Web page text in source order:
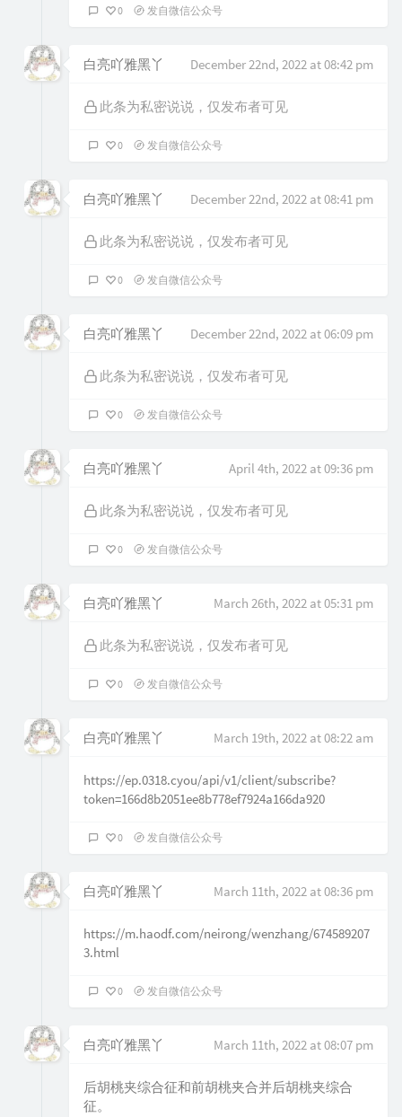
0 发自微信公众号
白亮吖雅黑丫 December 22nd, 2022 at 08:42 pm
此条为私密说说，仅发布者可见
0 发自微信公众号
白亮吖雅黑丫 December 22nd, 2022 at 08:41 pm
此条为私密说说，仅发布者可见
0 发自微信公众号
白亮吖雅黑丫 December 22nd, 2022 at 06:09 pm
此条为私密说说，仅发布者可见
0 发自微信公众号
白亮吖雅黑丫 April 4th, 2022 at 09:36 pm
此条为私密说说，仅发布者可见
0 发自微信公众号
白亮吖雅黑丫 March 26th, 2022 at 05:31 pm
此条为私密说说，仅发布者可见
0 发自微信公众号
白亮吖雅黑丫 March 19th, 2022 at 08:22 am
https://ep.0318.cyou/api/v1/client/subscribe?
token=166d8b2051ee8b778ef7924a166da920
0 发自微信公众号
白亮吖雅黑丫 March 11th, 2022 at 08:36 pm
https://m.haodf.com/neirong/wenzhang/674589207
3.html
0 发自微信公众号
白亮吖雅黑丫 March 11th, 2022 at 08:07 pm
后胡桃夹综合征和前胡桃夹合并后胡桃夹综合
征。